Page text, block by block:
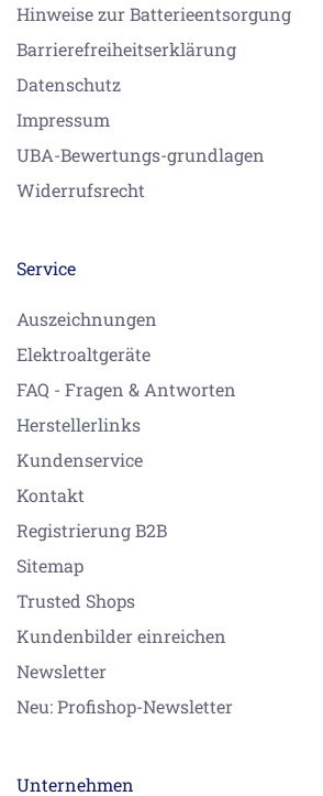
Hinweise zur Batterieentsorgung
Barrierefreiheitserklärung
Datenschutz
Impressum
UBA-Bewertungs-grundlagen
Widerrufsrecht
Service
Auszeichnungen
Elektroaltgeräte
FAQ - Fragen & Antworten
Herstellerlinks
Kundenservice
Kontakt
Registrierung B2B
Sitemap
Trusted Shops
Kundenbilder einreichen
Newsletter
Neu: Profishop-Newsletter
Unternehmen